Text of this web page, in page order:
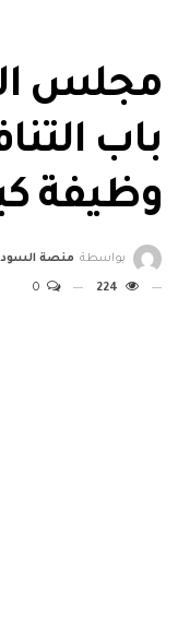
مجلس
باب
وظيفة
بواسطة منصة
224